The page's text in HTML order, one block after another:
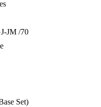
JM /70
Set)